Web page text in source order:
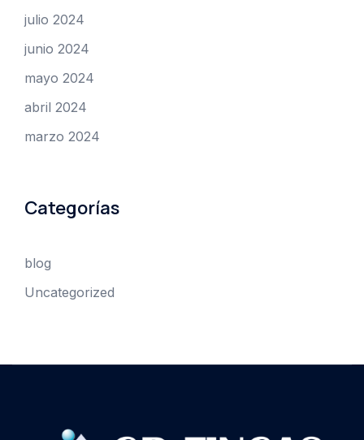
julio 2024
junio 2024
mayo 2024
abril 2024
marzo 2024
Categorías
blog
Uncategorized